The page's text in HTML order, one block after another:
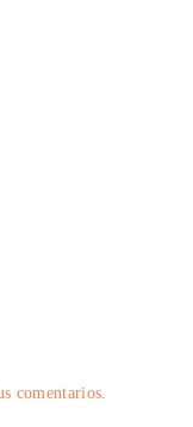
comentarios.